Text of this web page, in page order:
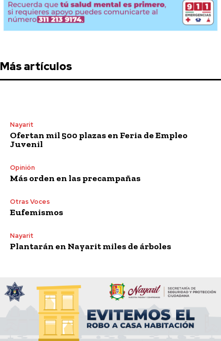
Más artículos
Nayarit
Ofertan mil 500 plazas en Feria de Empleo
Juvenil
Opinión
Más orden en las precampañas
Otras Voces
Eufemismos
Nayarit
Plantarán en Nayarit miles de árboles